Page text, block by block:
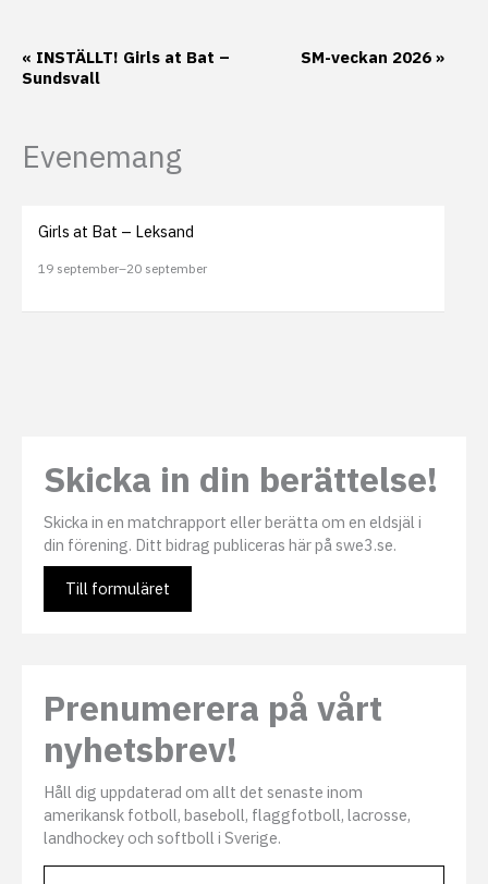
Evenemang-
« INSTÄLLT! Girls at Bat –
Sundsvall
SM-veckan 2026 »
Evenemang
Girls at Bat – Leksand
19 september–20 september
Skicka in din berättelse!
Skicka in en matchrapport eller berätta om en eldsjäl i
din förening. Ditt bidrag publiceras här på swe3.se.
Till formuläret
Prenumerera på vårt
nyhetsbrev!
Håll dig uppdaterad om allt det senaste inom
amerikansk fotboll, baseboll, flaggfotboll, lacrosse,
landhockey och softboll i Sverige.